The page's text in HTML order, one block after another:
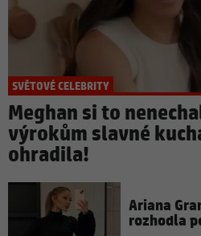
SVĚTOVÉ CELEBRITY
Meghan si to
výrokům slavné
ohradila!
Ariana
rozhodla